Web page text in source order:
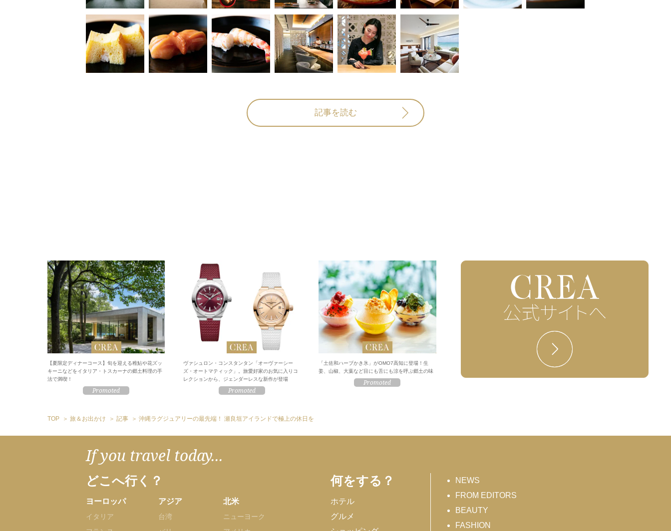
記事を読む
【夏限定ディナーコース】旬を迎える稚鮎や花ズッ
キーニなどをイタリア・トスカーナの郷土料理の手
法で満喫！
ヴァシュロン・コンスタンタン「オーヴァーシー
ズ・オートマティック」。旅愛好家のお気に入りコ
レクションから、ジェンダーレスな新作が登場
「土佐和ハーブかき氷」がOMO7高知に登場！生
姜、山椒、大葉など目にも舌にも涼を呼ぶ郷土の味
TOP 旅＆お出かけ 記事 沖縄ラグジュアリーの最先端！ 瀬良垣アイランドで極上の休日を
If you travel today...
どこへ行く？
ヨーロッパ
イタリア
アジア
台湾
北米
ニューヨーク
何をする？
ホテル
グルメ
NEWS
FROM EDITORS
BEAUTY
FASHION